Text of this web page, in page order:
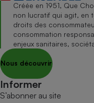
Créée en 1951, Que
non lucratif qui agit, en
droits des
consommation
enjeux sanitaires,
Nous découvrir
Informer
S’abonner au site